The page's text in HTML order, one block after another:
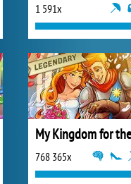
1 591x
768 365x